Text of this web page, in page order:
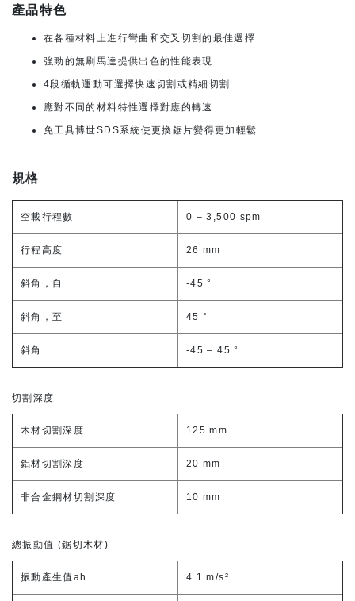
產品特色
在各種材料上進行彎曲和交叉切割的最佳選擇
強勁的無刷馬達提供出色的性能表現
4段循軌運動可選擇快速切割或精細切割
應對不同的材料特性選擇對應的轉速
免工具博世SDS系統使更換鋸片變得更加輕鬆
規格
空載行程數 0 – 3,500 spm
行程高度 26 mm
斜角，自 -45 °
斜角，至 45 °
斜角 -45 – 45 °
切割深度
木材切割深度 125 mm
鋁材切割深度 20 mm
非合金鋼材切割深度 10 mm
總振動值 (鋸切木材)
振動產生值ah 4.1 m/s²